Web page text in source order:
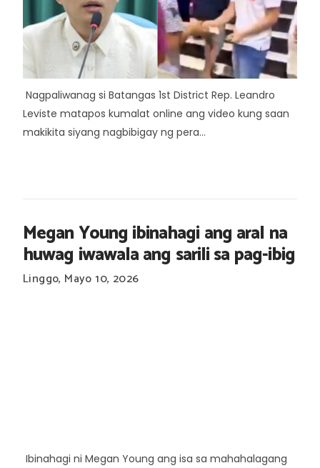
Nagpaliwanag si Batangas 1st District Rep. Leandro
Leviste matapos kumalat online ang video kung saan
makikita siyang nagbibigay ng pera...
Megan Young ibinahagi ang aral na
huwag iwawala ang sarili sa pag-ibig
Linggo, Mayo 10, 2026
Ibinahagi ni Megan Young ang isa sa mahahalagang